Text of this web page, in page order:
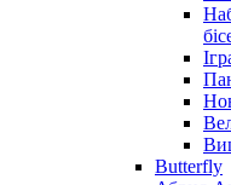
Butterfly